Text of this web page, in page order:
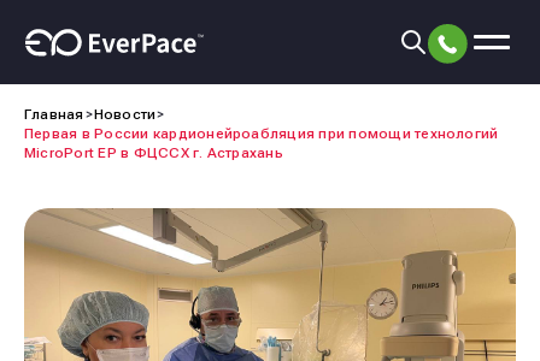
Главная
Новости
Первая в России кардионейроабляция при помощи технологий
MicroPort EP в ФЦССХ г. Астрахань